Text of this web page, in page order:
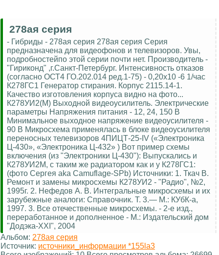
278ая серия
- Гибриды - 278ая серия 278ая серия Серия
предназначена для видеофонов и телевизоров. Увы,
подробностейпо этой серии почти нет. Производитель -
"Гириконд" ,г.Санкт-Петербург. Интенсивность отказов
(согласно ОСТ4 ГО.202.014 ред.1-75) - 0,20х10 -6 1/час
К278ГС1 Генератор стирания. Корпус 2115.14-1.
Качество изготовления корпуса видно на фото...
К278УИ2(М) Выходной видеоусилитель. Электрические
параметры Напряжения питания - 12, 24, 150 В
Минимальное выходное напряжение видеоусилителя -
90 В Микросхема применялась в блоке видеоусилителя
переносных телевизоров 4ПИЦТ-25-IV («Электроника
Ц-430», «Электроника Ц-432» ) Вот пример схемы
включения (из "Электроники Ц-430"): Выпускались и
К278УИ2М, с таким же радиатором как и у К278ГС1:
(фото Сергея aka Camuflage-SPb) Источники: 1. Ткач В.
Ремонт и замены микросхемы К278УИ2 - "Радио", №2,
1995г. 2. Нефедов А. В. Интегральные микросхемы и их
зарубежные аналоги: Справочник. Т. 3.— М.: КУбК-а,
1997. 3. Все отечественные микросхемы. - 2-е изд.,
переработанное и дополненное - М.: Издательский дом
"Додэка-XXI", 2004
Альбом: 278ая серия
Источник: источники_информации *155la3